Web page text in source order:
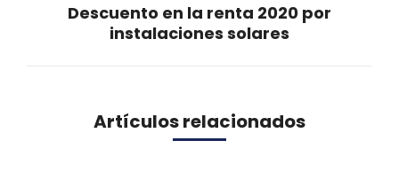
Publicación
Descuento en la renta 2020 por
instalaciones solares
Artículos relacionados